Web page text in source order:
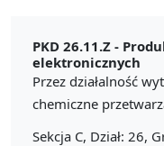
PKD 26.11.Z -
elektronicznych
Przez działalność
chemiczne
Sekcja C, Dział: 26,